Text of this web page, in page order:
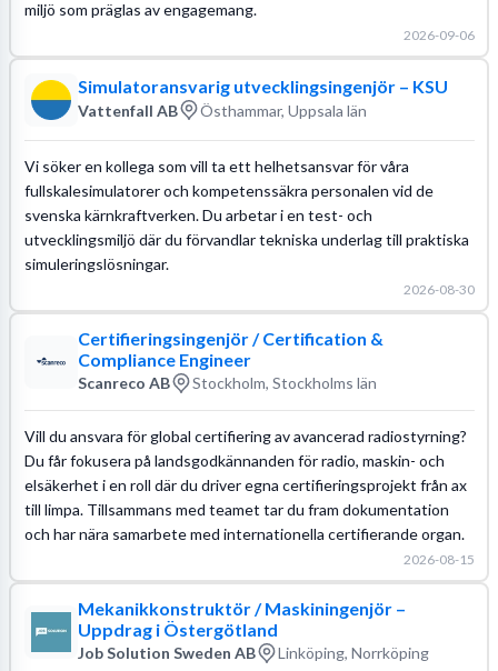
miljö som präglas av engagemang.
2026-09-06
Simulatoransvarig utvecklingsingenjör – KSU
Vattenfall AB Östhammar, Uppsala län
Vi söker en kollega som vill ta ett helhetsansvar för våra
fullskalesimulatorer och kompetenssäkra personalen vid de
svenska kärnkraftverken. Du arbetar i en test- och
utvecklingsmiljö där du förvandlar tekniska underlag till praktiska
simuleringslösningar.
2026-08-30
Certifieringsingenjör / Certification &
Compliance Engineer
Scanreco AB Stockholm, Stockholms län
Vill du ansvara för global certifiering av avancerad radiostyrning?
Du får fokusera på landsgodkännanden för radio, maskin- och
elsäkerhet i en roll där du driver egna certifieringsprojekt från ax
till limpa. Tillsammans med teamet tar du fram dokumentation
och har nära samarbete med internationella certifierande organ.
2026-08-15
Mekanikkonstruktör / Maskiningenjör –
Uppdrag i Östergötland
Job Solution Sweden AB Linköping, Norrköping